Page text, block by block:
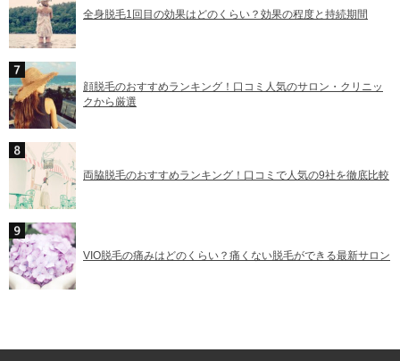
全身脱毛1回目の効果はどのくらい？効果の程度と持続期間
顔脱毛のおすすめランキング！口コミ人気のサロン・クリニッ
クから厳選
両脇脱毛のおすすめランキング！口コミで人気の9社を徹底比較
VIO脱毛の痛みはどのくらい？痛くない脱毛ができる最新サロン